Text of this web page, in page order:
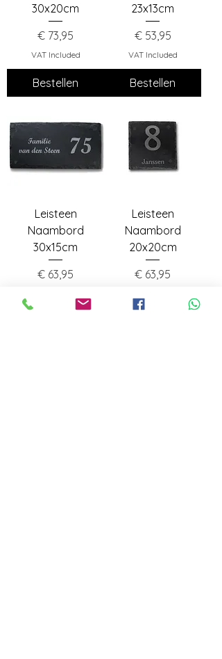
30x20cm
Price
€ 73,95
VAT Included
Bestellen
23x13cm
Price
€ 53,95
VAT Included
Bestellen
Leisteen
Naambord
30x15cm
Price
€ 63,95
Leisteen
Naambord
20x20cm
Price
€ 63,95